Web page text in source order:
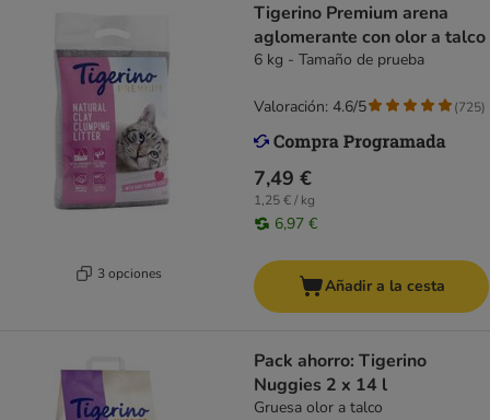
3 opciones
Tigerino Premium arena
aglomerante con olor a talco
6 kg - Tamaño de prueba
7,49 €
1,25 € / kg
6,97 €
Valoración: 4.6/5 (725)
Añadir a la cesta
Pack ahorro: Tigerino
Nuggies 2 x 14 l
Gruesa olor a talco